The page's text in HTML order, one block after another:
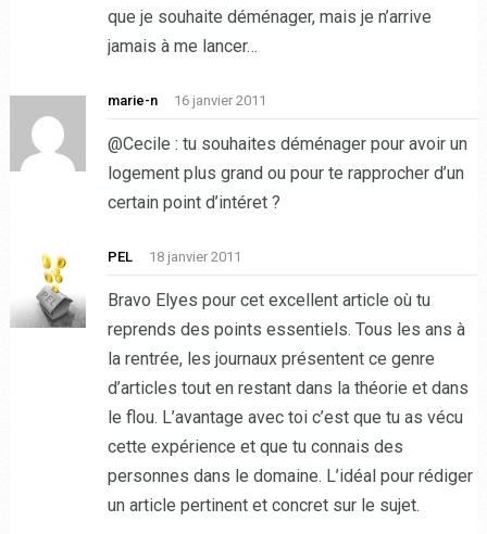
que je souhaite déménager, mais je n’arrive
jamais à me lancer…
marie-n 16 janvier 2011
@Cecile : tu souhaites déménager pour avoir un
logement plus grand ou pour te rapprocher d’un
certain point d’intéret ?
PEL 18 janvier 2011
Bravo Elyes pour cet excellent article où tu
reprends des points essentiels. Tous les ans à
la rentrée, les journaux présentent ce genre
d’articles tout en restant dans la théorie et dans
le flou. L’avantage avec toi c’est que tu as vécu
cette expérience et que tu connais des
personnes dans le domaine. L’idéal pour rédiger
un article pertinent et concret sur le sujet.